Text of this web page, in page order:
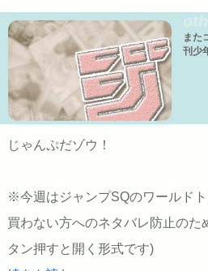
また
刊少
じゃんぷだゾウ！
※今週はジャンプSQのワールド
買わない方へのネタバレ防止のた
タン押すと開く形式です)